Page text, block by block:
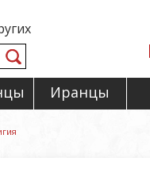
Иранцы